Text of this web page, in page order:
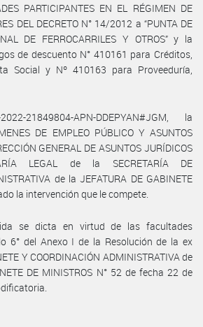
PARTICIPANTES EN EL RÉGIMEN DE
DEL DECRETO N° 14/2012 a “PUNTA DE
DE FERROCARRILES Y OTROS” y la
de descuento N° 410161 para Créditos,
Social y Nº 410163 para Proveeduría,
21849804-APN-DDEPYAN#JGM, la
DE EMPLEO PÚBLICO Y ASUNTOS
GENERAL DE ASUNTOS JURÍDICOS
LEGAL de la SECRETARÍA DE
de la JEFATURA DE GABINETE
la intervención que le compete.
se dicta en virtud de las facultades
6° del Anexo I de la Resolución de la ex
Y COORDINACIÓN ADMINISTRATIVA de
DE MINISTROS N° 52 de fecha 22 de